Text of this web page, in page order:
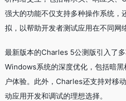
强大的功能不仅支持多种操作系统，
拟，以帮助开发者测试应用在不同网
最新版本的Charles 5公测版引入了
Windows系统的深度优化，包括暗
户体验。此外，Charles还支持对移
动应用开发和调试的理想选择。